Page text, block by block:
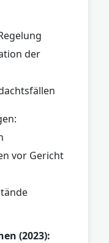
der
vor Gericht
(2023):